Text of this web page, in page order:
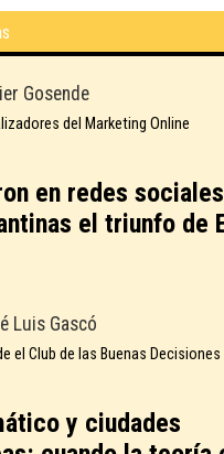
Gosende
del Marketing Online
en redes
el triunfo de
Luis Gascó
el Club de las Buenas Decisiones
y ciudades